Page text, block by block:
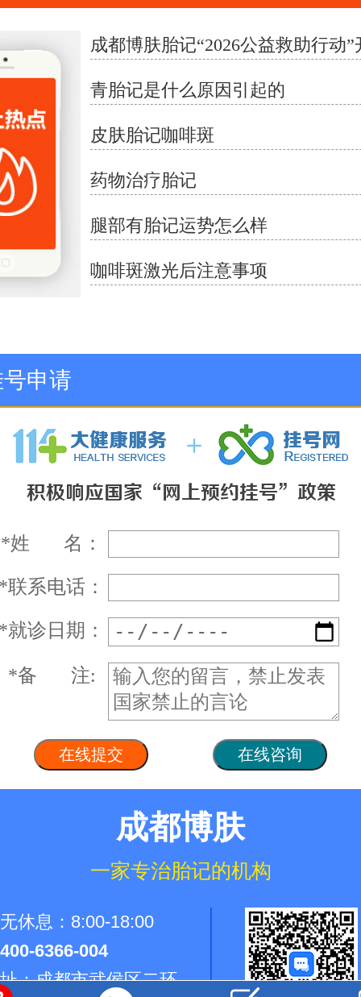
青胎记是什么原因引起的
皮肤胎记咖啡斑
药物治疗胎记
腿部有胎记运势怎么样
咖啡斑激光后注意事项
申请
*姓 名：
联系电话：
就诊日期：
*备 注:
成都博肤
一家专治胎记的机构
休息：8:00-18:00
400-6366-004
：成都市武侯区二环